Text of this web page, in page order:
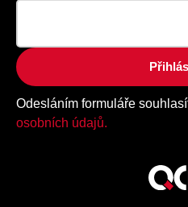
Odesláním formuláře
osobních údajů.